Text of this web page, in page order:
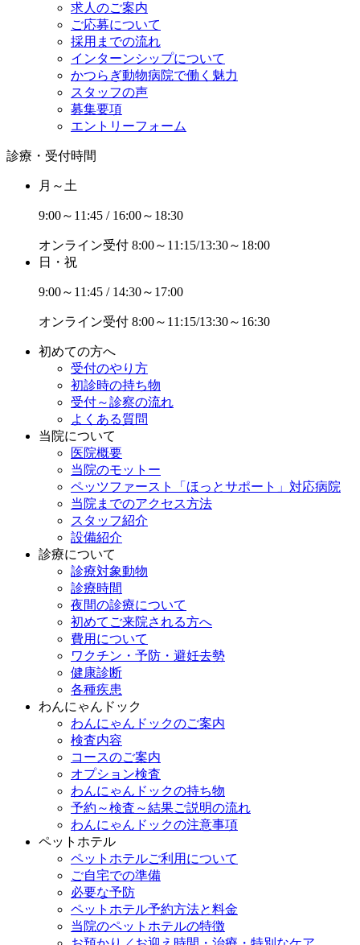
求人のご案内
ご応募について
採用までの流れ
インターンシップについて
かつらぎ動物病院で働く魅力
スタッフの声
募集要項
エントリーフォーム
診療・受付時間
月～土
9:00～11:45 / 16:00～18:30
オンライン受付 8:00～11:15/13:30～18:00
日・祝
9:00～11:45 / 14:30～17:00
オンライン受付 8:00～11:15/13:30～16:30
初めての方へ
受付のやり方
初診時の持ち物
受付～診察の流れ
よくある質問
当院について
医院概要
当院のモットー
ペッツファースト「ほっとサポート」対応病院
当院までのアクセス方法
スタッフ紹介
設備紹介
診療について
診療対象動物
診療時間
夜間の診療について
初めてご来院される方へ
費用について
ワクチン・予防・避妊去勢
健康診断
各種疾患
わんにゃんドック
わんにゃんドックのご案内
検査内容
コースのご案内
オプション検査
わんにゃんドックの持ち物
予約～検査～結果ご説明の流れ
わんにゃんドックの注意事項
ペットホテル
ペットホテルご利用について
ご自宅での準備
必要な予防
ペットホテル予約方法と料金
当院のペットホテルの特徴